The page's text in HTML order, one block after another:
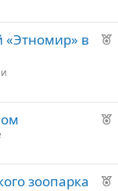
Р
е
у
«Этномир» в
Р
о
Р
зоопарка